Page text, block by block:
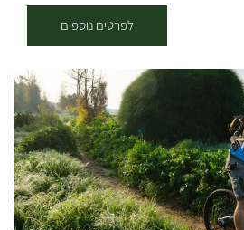
רכיבה לכל המשפחה פתוח כל ימי השבוע
7:30 – 20:00, בתיאום מראש אפשרות השכרת אופניים רגילה.
אל המקום הרצוי עבור קבוצות. אפשרות
משפחות, גופים. מאוד מומלץ בסופי שבוע,
כל מטייל שמגיע ורוכב עצמאית מקבל מפה
ניידים לעזרה בשטח במקרה של תקלה.
וצמודה לשטח מדהים עם מגוון אפשרויות
רמה בינונית, רמה גבוהה לחובבי
המומלצים שלנו מגיעים ומתחברים
משה (כ 2 ק"מ מנקודת ההתחלה עד ליער) שכולל מסלול היקפי
לפרטים נוספים